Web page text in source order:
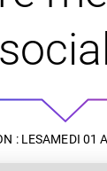
: LESAMEDI 01